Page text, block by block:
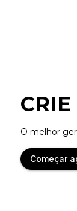
O melhor
Começar